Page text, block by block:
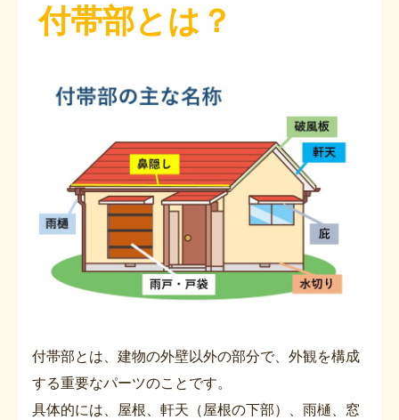
付帯部とは？
付帯部とは、建物の外壁以外の部分で、外観を構成
する重要なパーツのことです。
具体的には、屋根、軒天（屋根の下部）、雨樋、窓